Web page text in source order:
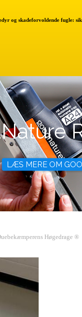
og skadeforvoldende fugle:
LÆS MERE OM
Høgedrage ®